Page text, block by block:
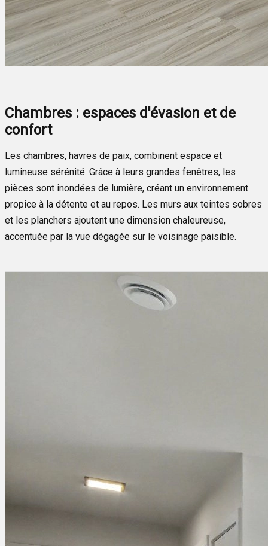
Chambres : espaces d'évasion et de
confort
Les chambres, havres de paix, combinent espace et
lumineuse sérénité. Grâce à leurs grandes fenêtres, les
pièces sont inondées de lumière, créant un environnement
propice à la détente et au repos. Les murs aux teintes sobres
et les planchers ajoutent une dimension chaleureuse,
accentuée par la vue dégagée sur le voisinage paisible.